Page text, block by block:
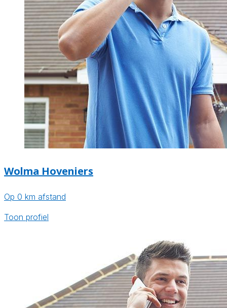
Wolma Hoveniers
Op 0 km afstand
Toon profiel